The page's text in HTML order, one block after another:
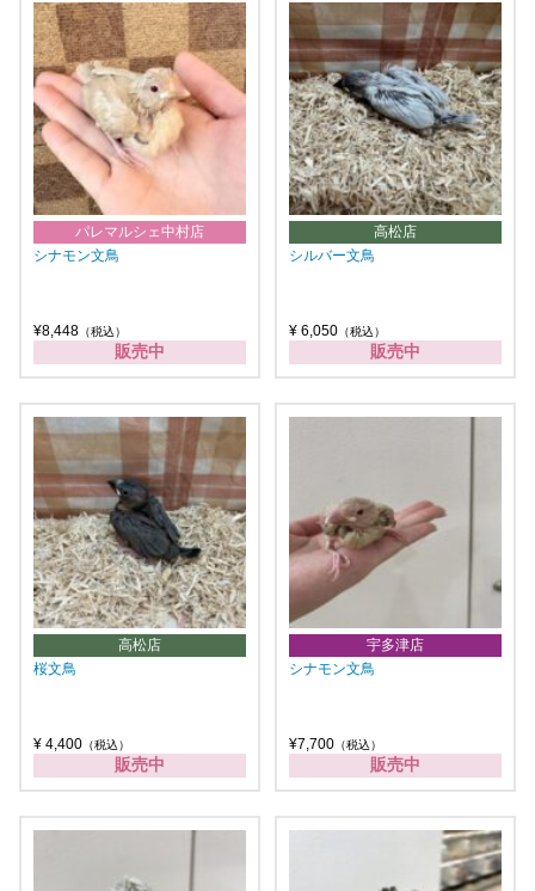
パレマルシェ中村店
シナモン文鳥
¥8,448 （税込）
販売中
高松店
シルバー文鳥
¥ 6,050 （税込）
販売中
高松店
桜文鳥
¥ 4,400 （税込）
販売中
宇多津店
シナモン文鳥
¥7,700 （税込）
販売中